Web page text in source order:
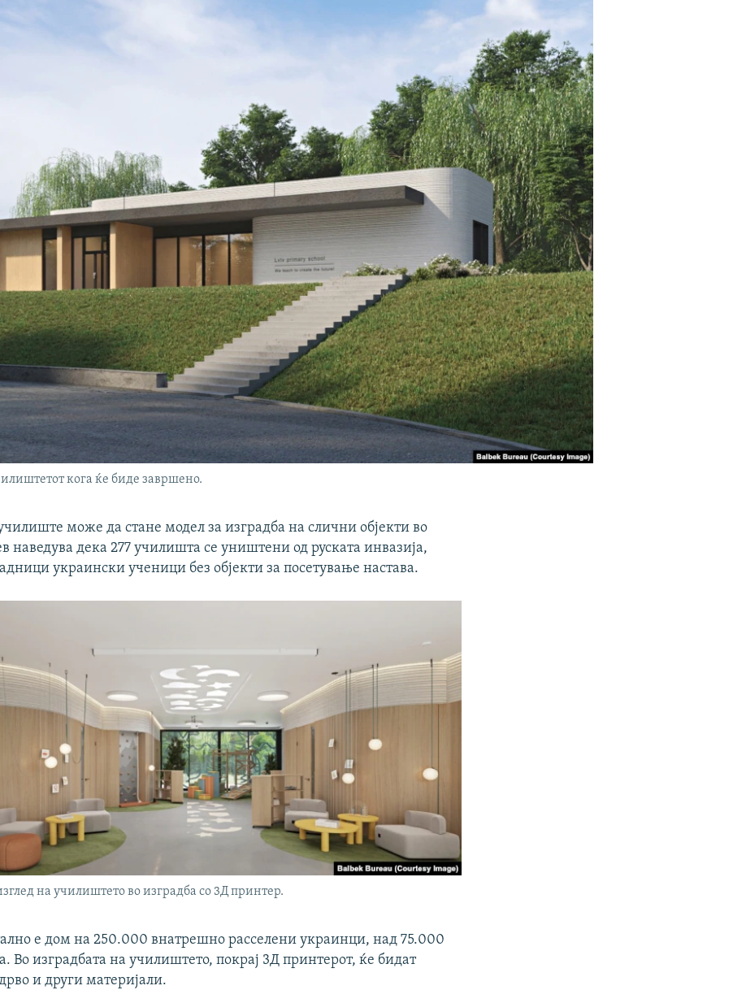
кога ќе биде завршено.
може да стане модел за изградба на слични објекти во
наведува дека 277 училишта се уништени од руската инвазија,
украински ученици без објекти за посетување настава.
на училиштето во изградба со 3Д принтер.
е дом на 250.000 внатрешно расселени украинци, над 75.000
Во изградбата на училиштето, покрај 3Д принтерот, ќе бидат
и други материјали.